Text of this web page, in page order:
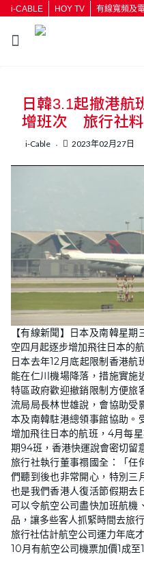
i-CABLE HOY TV 有線寬頻及
按輸
日韓3.1起撤港
增班次 旅行社料
i-Cable 2023年02月27日
【有線新聞】日本及南韓星
空四月起逐步增加飛往日本的
日本去年12月底起限制香港航
能在仁川機場降落，措施實施
特區政府歡迎撤銷限制方便旅
流局局長林世雄說，會協助受
本及南韓駐港總領事館協助。
增加飛往日本的航班，4月每
期94班，香港快運說會密切留
旅行社執行董事禤國全：「任
們聽到後也非常開心，特別三
也是我們香港人復活節假期去
可以令航空公司盡快加班航機
品，讓多些客人抓緊時間去旅行
旅行社估計航空公司運力年底
10月有航空公司機票加價1成至